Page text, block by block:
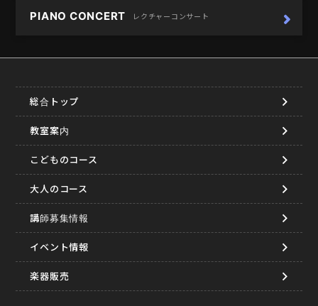
PIANO CONCERT レクチャーコンサート
総合トップ
教室案内
こどものコース
大人のコース
講師募集情報
イベント情報
楽器販売